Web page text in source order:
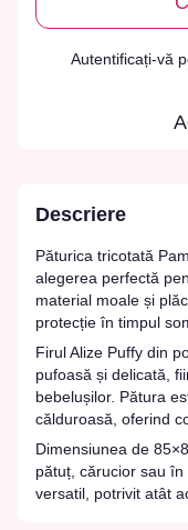
Autentificați-vă
Descriere
Păturica tricotată
alegerea perfectă
material moale și
protecție în timpul
Firul Alize Puffy din
pufoasă și delicată,
bebelușilor. Pătura
călduroasă, oferind
Dimensiunea de
pătuț, cărucior sau
versatil, potrivit atât